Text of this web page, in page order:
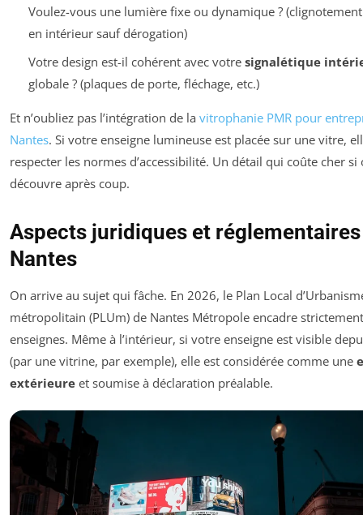
Voulez-vous une lumière fixe ou dynamique ?
en intérieur sauf dérogation)
Votre design est-il cohérent avec votre signalétique
globale ? (plaques de porte, fléchage, etc.)
Et n’oubliez pas l’intégration de la vitrophanie PMR pour
Nantes. Si votre enseigne lumineuse est placée sur une vitre,
respecter les normes d’accessibilité. Un détail qui coûte cher si
découvre après coup.
Aspects juridiques et
Nantes
On arrive au sujet qui fâche. En 2026, le Plan Local
métropolitain (PLUm) de Nantes Métropole encadre
enseignes. Même à l’intérieur, si votre enseigne est visible
(par une vitrine, par exemple), elle est considérée comme une
extérieure et soumise à déclaration préalable.